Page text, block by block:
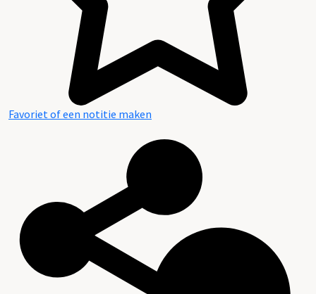
Favoriet of een notitie maken